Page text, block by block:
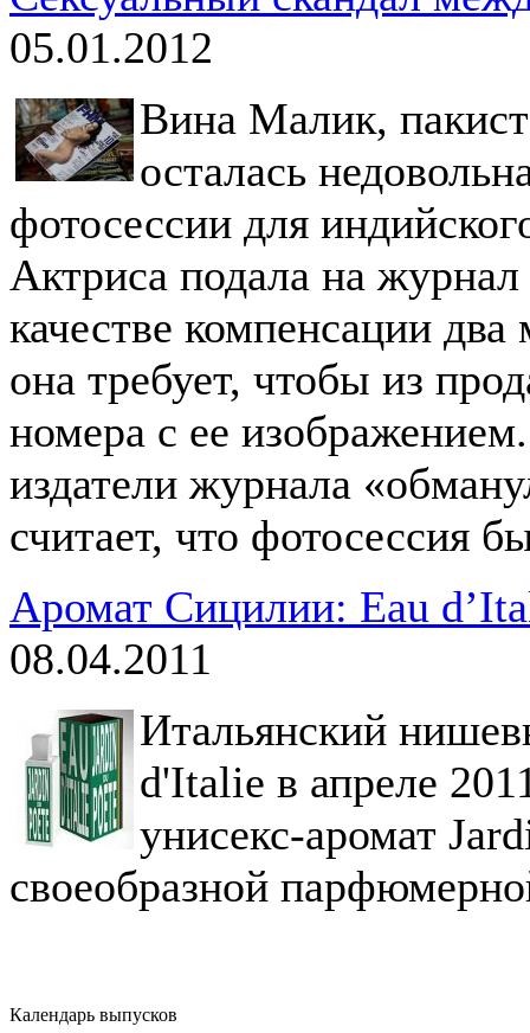
05.01.2012
Вина Малик,
осталась
фотосессии для
Актриса подала на
качестве компенсации
она требует, чтобы из
номера с ее
издатели журнала
считает, что фотосессия
Аромат Сицилии: Eau
08.04.2011
Итальянский
d'Italie в апреле
унисекс-аромат
своеобразной
Календарь выпусков